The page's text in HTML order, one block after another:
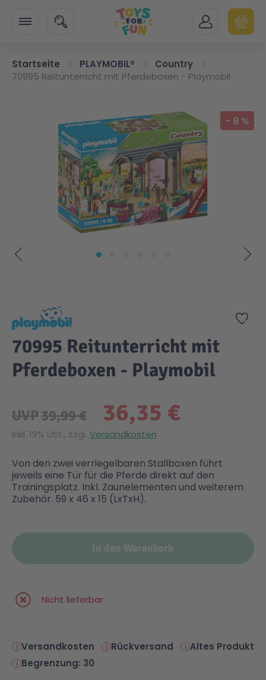
SUCHE MEIN KONTO
Startseite PLAYMOBIL®
Country
70995 Reitunterricht mit Pferdeboxen - Playmobil
Zum Ende der Bildgalerie springen - 9 %
Zur
70995 Reitunterricht mit
Pferdeboxen - Playmobil
36,35 €
UVP39,99 €
Inkl. 19% USt., zzgl. Versandkosten
Von den zwei verriegelbaren Stallboxen führt
jeweils eine Tür für die Pferde direkt auf den
Trainingsplatz. Inkl. Zaunelementen und weiterem
Zubehör. 59 x 46 x 15 (LxTxH).
In den Warenkorb
Nicht lieferbar
Versandkosten Rückversand
Altes Produkt
Begrenzung: 30